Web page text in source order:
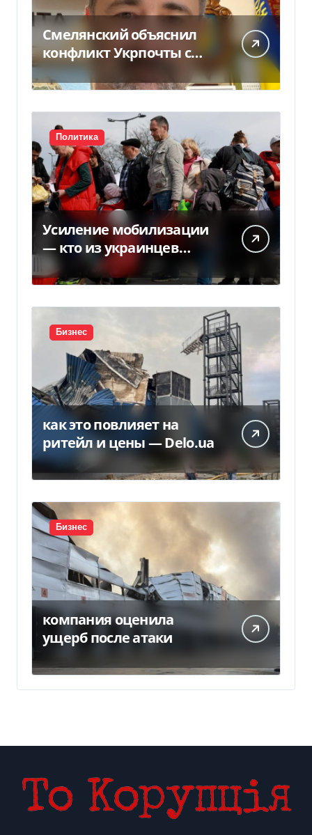
Смелянский объяснил
конфликт Укрпочты с
НБУ из-за платежек
Политика
Усиление мобилизации
— кто из украинцев
потеряет право на
временную защиту в ЕС
Бизнес
как это повлияет на
ритейл и цены — Delo.ua
Бизнес
компания оценила
ущерб после атаки